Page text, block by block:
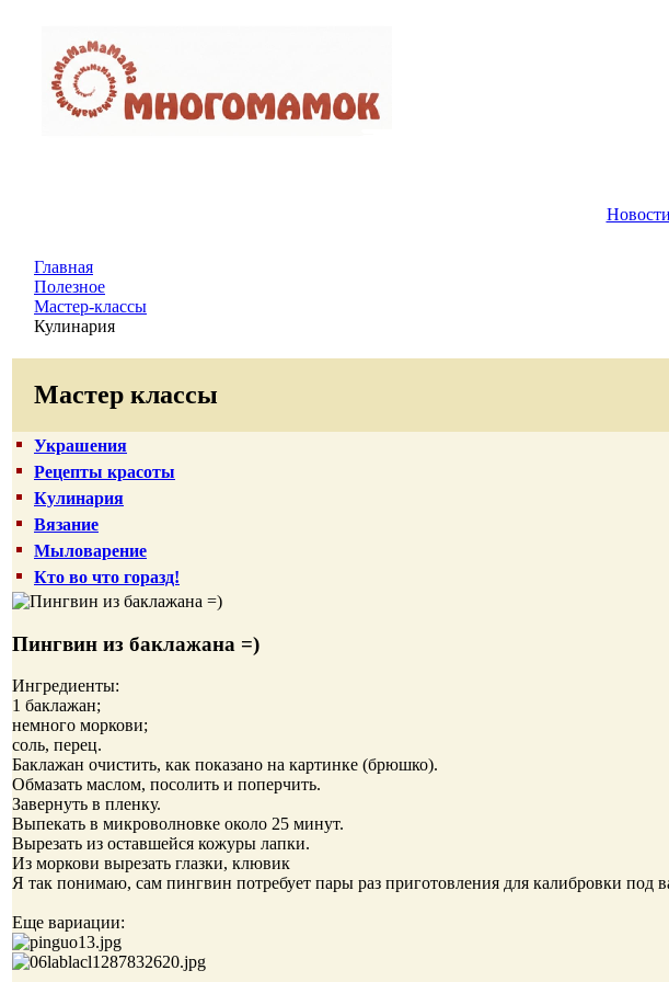
Новости
Главная
Полезное
Мастер-классы
Кулинария
Мастер классы
Украшения
Рецепты красоты
Кулинария
Вязание
Мыловарение
Кто во что горазд!
Пингвин из баклажана =)
Ингредиенты:
1 баклажан;
немного моркови;
соль, перец.
Баклажан очистить, как показано на картинке (брюшко).
Обмазать маслом, посолить и поперчить.
Завернуть в пленку.
Выпекать в микроволновке около 25 минут.
Вырезать из оставшейся кожуры лапки.
Из моркови вырезать глазки, клювик
Я так понимаю, сам пингвин потребует пары раз приготовления для калибровки под
Еще вариации: